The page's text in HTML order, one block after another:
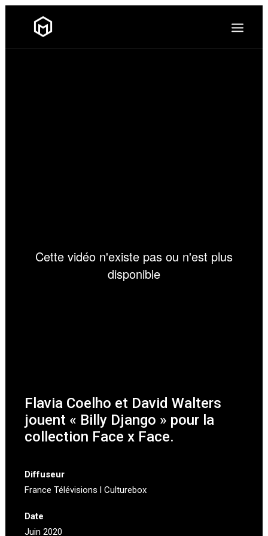
Flavia Coelho et David Walters
jouent « Billy Django » pour la
collection Face x Face.
Diffuseur
France Télévisions l Culturebox
Date
Juin 2020